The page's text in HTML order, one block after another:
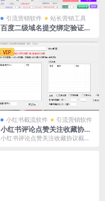
引流营销软件 站长营销工具
百度二级域名提交绑定验证协
VIP
小红书截流软件 引流营销软件
小红书评论点赞关注收藏协议
截流软件
小红书评论点赞关注收藏协议截流